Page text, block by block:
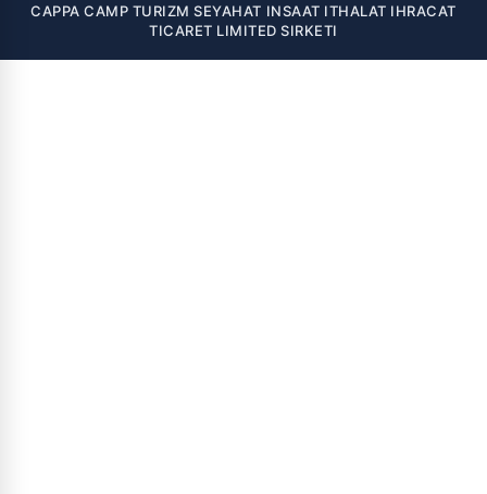
CAPPA CAMP TURIZM SEYAHAT INSAAT ITHALAT IHRACAT
TICARET LIMITED SIRKETI